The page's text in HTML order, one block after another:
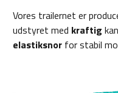
Vores trailernet er
udstyret med kraftig
elastiksnor for stabil